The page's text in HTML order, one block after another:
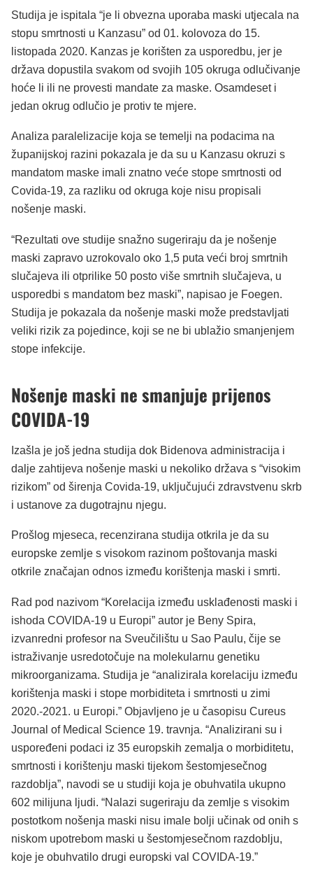
Studija je ispitala “je li obvezna uporaba maski utjecala na
stopu smrtnosti u Kanzasu” od 01. kolovoza do 15.
listopada 2020. Kanzas je korišten za usporedbu, jer je
država dopustila svakom od svojih 105 okruga odlučivanje
hoće li ili ne provesti mandate za maske. Osamdeset i
jedan okrug odlučio je protiv te mjere.
Analiza paralelizacije koja se temelji na podacima na
županijskoj razini pokazala je da su u Kanzasu okruzi s
mandatom maske imali znatno veće stope smrtnosti od
Covida-19, za razliku od okruga koje nisu propisali
nošenje maski.
“Rezultati ove studije snažno sugeriraju da je nošenje
maski zapravo uzrokovalo oko 1,5 puta veći broj smrtnih
slučajeva ili otprilike 50 posto više smrtnih slučajeva, u
usporedbi s mandatom bez maski”, napisao je Foegen.
Studija je pokazala da nošenje maski može predstavljati
veliki rizik za pojedince, koji se ne bi ublažio smanjenjem
stope infekcije.
Nošenje maski ne smanjuje prijenos
COVIDA-19
Izašla je još jedna studija dok Bidenova administracija i
dalje zahtijeva nošenje maski u nekoliko država s “visokim
rizikom” od širenja Covida-19, uključujući zdravstvenu skrb
i ustanove za dugotrajnu njegu.
Prošlog mjeseca, recenzirana studija otkrila je da su
europske zemlje s visokom razinom poštovanja maski
otkrile značajan odnos između korištenja maski i smrti.
Rad pod nazivom “Korelacija između usklađenosti maski i
ishoda COVIDA-19 u Europi” autor je Beny Spira,
izvanredni profesor na Sveučilištu u Sao Paulu, čije se
istraživanje usredotočuje na molekularnu genetiku
mikroorganizama. Studija je “analizirala korelaciju između
korištenja maski i stope morbiditeta i smrtnosti u zimi
2020.-2021. u Europi.” Objavljeno je u časopisu Cureus
Journal of Medical Science 19. travnja. “Analizirani su i
uspoređeni podaci iz 35 europskih zemalja o morbiditetu,
smrtnosti i korištenju maski tijekom šestomjesečnog
razdoblja”, navodi se u studiji koja je obuhvatila ukupno
602 milijuna ljudi. “Nalazi sugeriraju da zemlje s visokim
postotkom nošenja maski nisu imale bolji učinak od onih s
niskom upotrebom maski u šestomjesečnom razdoblju,
koje je obuhvatilo drugi europski val COVIDA-19.”